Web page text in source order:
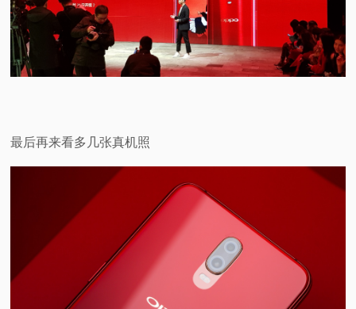
最后再来看多几张真机照